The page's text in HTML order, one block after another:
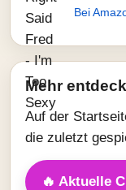
Bei
Mehr
Auf der
die zuletzt
🔥 Aktuelle